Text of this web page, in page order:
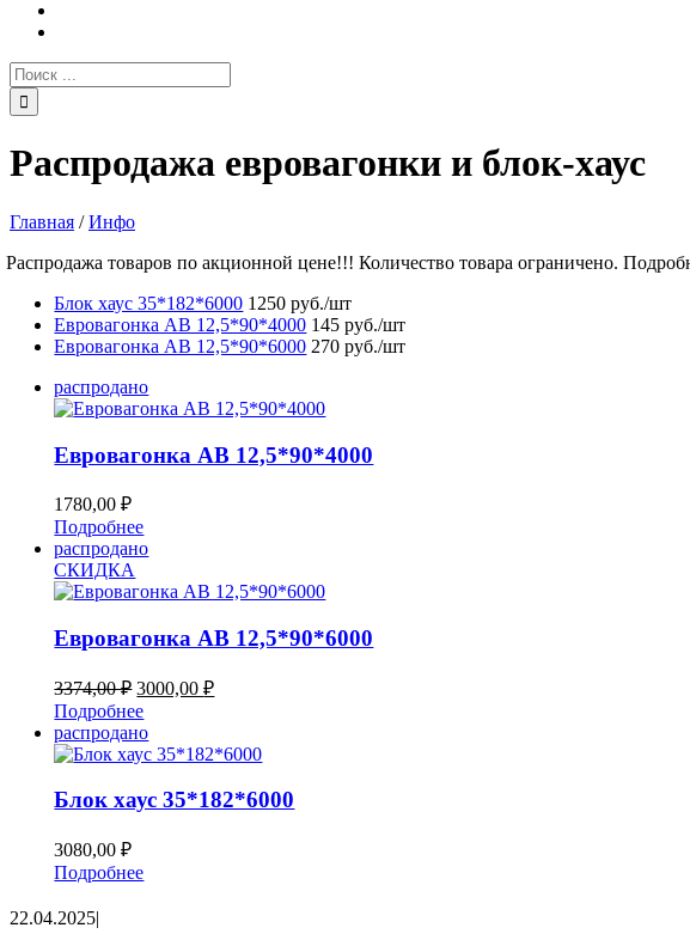
Поиск:
Распродажа евровагонки и блок-хаус
Главная /Инфо
Распродажа товаров по акционной цене!!! Количество товара ограничено.
Блок хаус 35*182*6000 1250 руб./шт
Евровагонка AB 12,5*90*4000 145 руб./шт
Евровагонка AB 12,5*90*6000 270 руб./шт
распродано
Евровагонка AB 12,5*90*4000
1780,00₽
Подробнее
распродано
СКИДКА
Евровагонка AB 12,5*90*6000
3374,00₽ Первоначальная
цена
составляла
3374,00 ₽.
3000,00₽Текущая
Подробнее
распродано
Блок хаус 35*182*6000
3080,00₽
Подробнее
22.04.2025|